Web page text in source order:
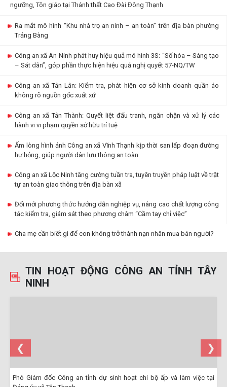
ngưỡng, Tôn giáo tại Thánh thất Cao Đài Đông Thạnh
Ra mắt mô hình “Khu nhà trọ an ninh – an toàn” trên địa bàn phường
Trảng Bàng
Công an xã An Ninh phát huy hiệu quả mô hình 3S: “Số hóa – Sáng tạo
– Sát dân”, góp phần thực hiện hiệu quả nghị quyết 57-NQ/TW
Công an xã Tân Lân: Kiểm tra, phát hiện cơ sở kinh doanh quần áo
không rõ nguồn gốc xuất xứ
Công an xã Tân Thành: Quyết liệt đấu tranh, ngăn chặn và xử lý các
hành vi vi phạm quyền sở hữu trí tuệ
Ấm lòng hình ảnh Công an xã Vĩnh Thạnh kịp thời san lấp đoạn đường
hư hỏng, giúp người dân lưu thông an toàn
Công an xã Lộc Ninh tăng cường tuần tra, tuyên truyền pháp luật về trật
tự an toàn giao thông trên địa bàn xã
Đổi mới phương thức hướng dẫn nghiệp vụ, nâng cao chất lượng công
tác kiểm tra, giám sát theo phương châm “Cầm tay chỉ việc”
Cha mẹ cần biết gì để con không trở thành nạn nhân mua bán người?
TIN HOẠT ĐỘNG CÔNG AN TỈNH TÂY
NINH
Phó Giám đốc Công an tỉnh dự sinh hoạt chi bộ ấp và làm việc tại